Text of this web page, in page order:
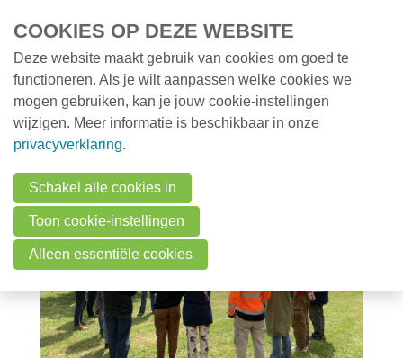
MENU
Milieunieuws
Vacatures
Zoeken
COOKIES OP DEZE WEBSITE
Deze website maakt gebruik van cookies om goed te
functioneren. Als je wilt aanpassen welke cookies we
mogen gebruiken, kan je jouw cookie-instellingen
wijzigen. Meer informatie is beschikbaar in onze
privacyverklaring.
Schakel alle cookies in
Toon cookie-instellingen
Alleen essentiële cookies